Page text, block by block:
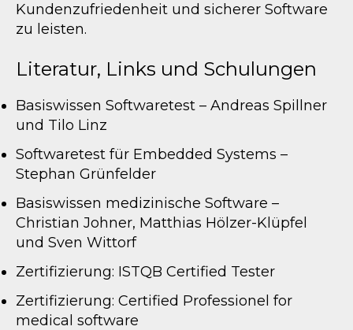
Kundenzufriedenheit und sicherer Software
zu leisten.
Literatur, Links und Schulungen
Basiswissen Softwaretest – Andreas Spillner
und Tilo Linz
Softwaretest für Embedded Systems –
Stephan Grünfelder
Basiswissen medizinische Software –
Christian Johner, Matthias Hölzer-Klüpfel
und Sven Wittorf
Zertifizierung: ISTQB Certified Tester
Zertifizierung: Certified Professionel for
medical software